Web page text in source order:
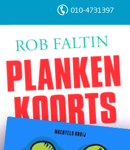
010-4731397